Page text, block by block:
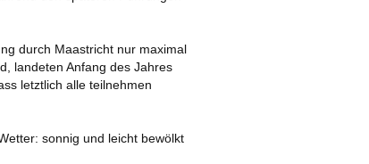
durch Maastricht nur maximal
landeten Anfang des Jahres
letztlich alle teilnehmen
sonnig und leicht bewölkt